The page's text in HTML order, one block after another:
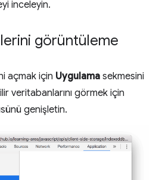
inceleyin.
görüntüleme
açmak için Uygulama sekmesini
veritabanlarını görmek için
genişletin.